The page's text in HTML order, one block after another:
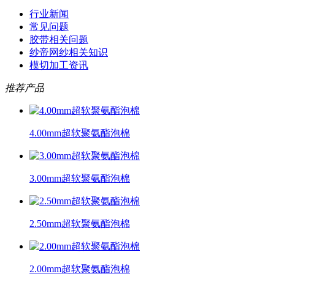
行业新闻
常见问题
胶带相关问题
纱帝网纱相关知识
模切加工资讯
推荐产品
4.00mm超软聚氨酯泡棉
3.00mm超软聚氨酯泡棉
2.50mm超软聚氨酯泡棉
2.00mm超软聚氨酯泡棉